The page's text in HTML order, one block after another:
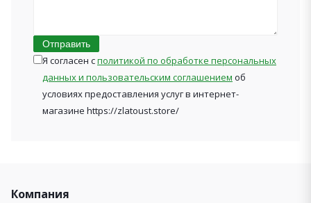
Отправить
Я согласен сполитикой по обработке персональных
данных и пользовательским соглашением об
условиях предоставления услуг в интернет-
магазине https://zlatoust.store/
Компания